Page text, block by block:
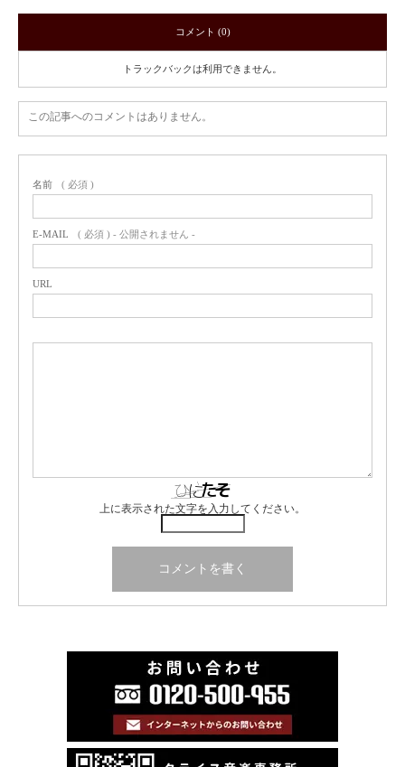
コメント (0)
トラックバックは利用できません。
この記事へのコメントはありません。
名前 ( 必須 )
E-MAIL ( 必須 ) - 公開されません -
URL
上に表示された文字を入力してください。